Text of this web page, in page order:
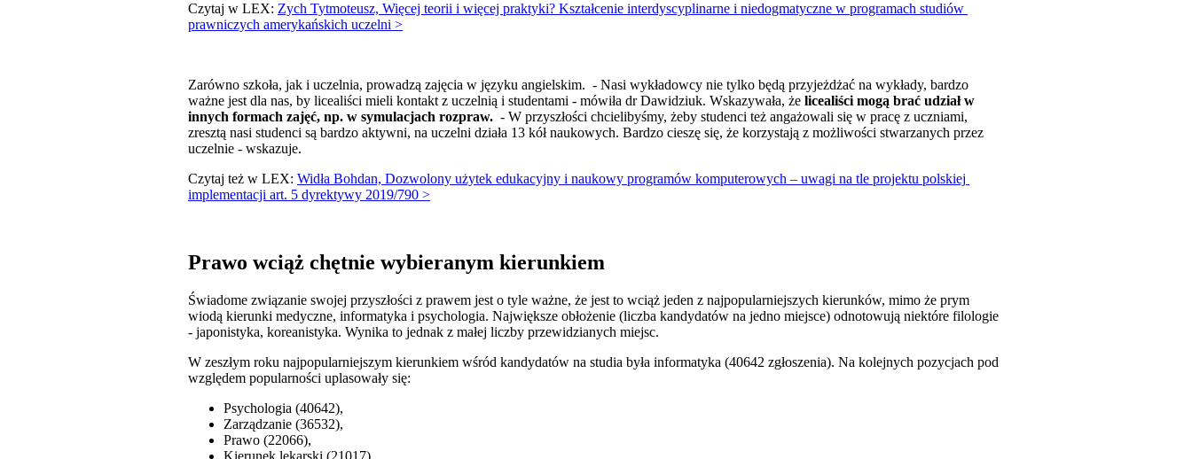
Czytaj w LEX: Zych Tytmoteusz, Więcej teorii i więcej praktyki? Kształcenie interdyscyplinarne i niedogmatyczne w programach studiów
prawniczych amerykańskich uczelni >
Zarówno szkoła, jak i uczelnia, prowadzą zajęcia w języku angielskim. - Nasi wykładowcy nie tylko będą przyjeżdżać na wykłady, bardzo
ważne jest dla nas, by licealiści mieli kontakt z uczelnią i studentami - mówiła dr Dawidziuk. Wskazywała, że licealiści mogą brać udział w
innych formach zajęć, np. w symulacjach rozpraw. - W przyszłości chcielibyśmy, żeby studenci też angażowali się w pracę z uczniami,
zresztą nasi studenci są bardzo aktywni, na uczelni działa 13 kół naukowych. Bardzo cieszę się, że korzystają z możliwości stwarzanych przez
uczelnie - wskazuje.
Czytaj też w LEX: Widła Bohdan, Dozwolony użytek edukacyjny i naukowy programów komputerowych – uwagi na tle projektu polskiej
implementacji art. 5 dyrektywy 2019/790 >
Prawo wciąż chętnie wybieranym kierunkiem
Świadome związanie swojej przyszłości z prawem jest o tyle ważne, że jest to wciąż jeden z najpopularniejszych kierunków, mimo że prym
wiodą kierunki medyczne, informatyka i psychologia. Największe obłożenie (liczba kandydatów na jedno miejsce) odnotowują niektóre filologie
- japonistyka, koreanistyka. Wynika to jednak z małej liczby przewidzianych miejsc.
W zeszłym roku najpopularniejszym kierunkiem wśród kandydatów na studia była informatyka (40642 zgłoszenia). Na kolejnych pozycjach pod
względem popularności uplasowały się:
Psychologia (40642),
Zarządzanie (36532),
Prawo (22066),